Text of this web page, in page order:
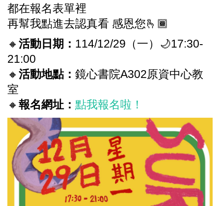
都在報名表單裡
再幫我點進去認真看 感恩您🫰🏾
🔸 活動日期： 114/12/29（一）🌙17:30-
21:00
🔸 活動地點： 鏡心書院A302原資中心教
室
🔸 報名網址： 點我報名啦！